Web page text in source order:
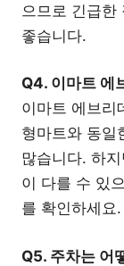
으므로 긴급한
좋습니다.
Q4. 이마트 에
이마트 에브리
형마트와 동일
많습니다. 하
이 다를 수 있
를 확인하세요.
Q5. 주차는 어